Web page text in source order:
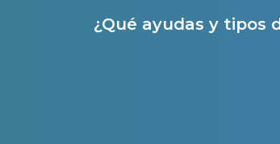
¿Qué ayudas y tipos